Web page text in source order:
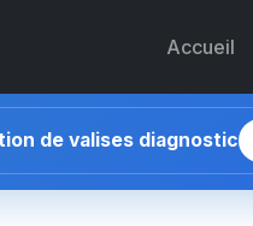
Accueil
de valises diagnostic